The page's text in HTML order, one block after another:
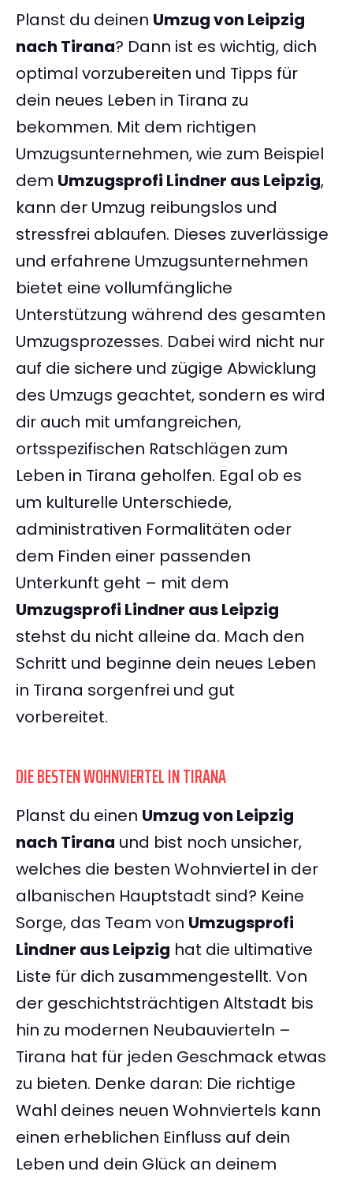
Planst du deinen Umzug von Leipzig
nach Tirana? Dann ist es wichtig, dich
optimal vorzubereiten und Tipps für
dein neues Leben in Tirana zu
bekommen. Mit dem richtigen
Umzugsunternehmen, wie zum Beispiel
dem Umzugsprofi Lindner aus Leipzig,
kann der Umzug reibungslos und
stressfrei ablaufen. Dieses zuverlässige
und erfahrene Umzugsunternehmen
bietet eine vollumfängliche
Unterstützung während des gesamten
Umzugsprozesses. Dabei wird nicht nur
auf die sichere und zügige Abwicklung
des Umzugs geachtet, sondern es wird
dir auch mit umfangreichen,
ortsspezifischen Ratschlägen zum
Leben in Tirana geholfen. Egal ob es
um kulturelle Unterschiede,
administrativen Formalitäten oder
dem Finden einer passenden
Unterkunft geht – mit dem
Umzugsprofi Lindner aus Leipzig
stehst du nicht alleine da. Mach den
Schritt und beginne dein neues Leben
in Tirana sorgenfrei und gut
vorbereitet.
DIE BESTEN WOHNVIERTEL IN TIRANA
Planst du einen Umzug von Leipzig
nach Tirana und bist noch unsicher,
welches die besten Wohnviertel in der
albanischen Hauptstadt sind? Keine
Sorge, das Team von Umzugsprofi
Lindner aus Leipzig hat die ultimative
Liste für dich zusammengestellt. Von
der geschichtsträchtigen Altstadt bis
hin zu modernen Neubauvierteln –
Tirana hat für jeden Geschmack etwas
zu bieten. Denke daran: Die richtige
Wahl deines neuen Wohnviertels kann
einen erheblichen Einfluss auf dein
Leben und dein Glück an deinem